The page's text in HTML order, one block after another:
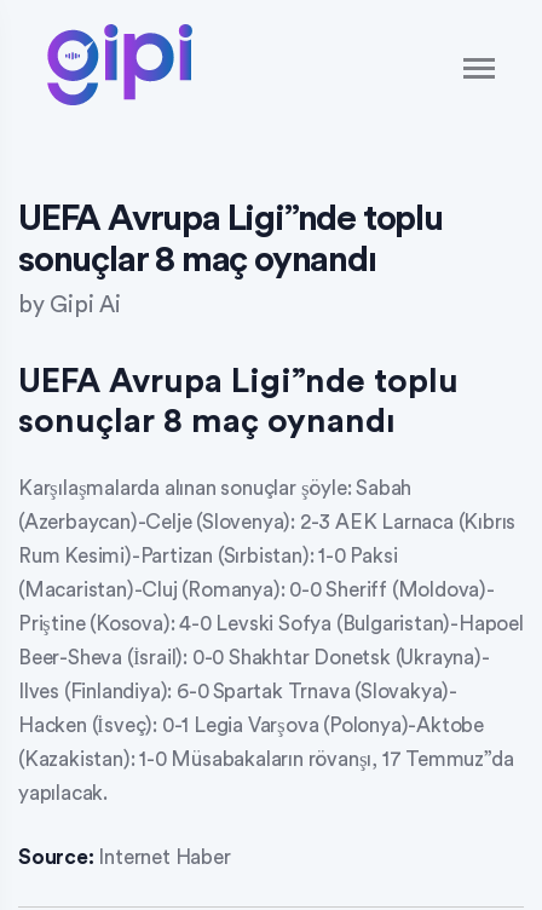
UEFA Avrupa Ligi”nde toplu
sonuçlar 8 maç oynandı
by Gipi Ai
UEFA Avrupa Ligi”nde toplu
sonuçlar 8 maç oynandı
Karşılaşmalarda alınan sonuçlar şöyle: Sabah
(Azerbaycan)-Celje (Slovenya): 2-3 AEK Larnaca (Kıbrıs
Rum Kesimi)-Partizan (Sırbistan): 1-0 Paksi
(Macaristan)-Cluj (Romanya): 0-0 Sheriff (Moldova)-
Priştine (Kosova): 4-0 Levski Sofya (Bulgaristan)-Hapoel
Beer-Sheva (İsrail): 0-0 Shakhtar Donetsk (Ukrayna)-
Ilves (Finlandiya): 6-0 Spartak Trnava (Slovakya)-
Hacken (İsveç): 0-1 Legia Varşova (Polonya)-Aktobe
(Kazakistan): 1-0 Müsabakaların rövanşı, 17 Temmuz”da
yapılacak.
Source: Internet Haber